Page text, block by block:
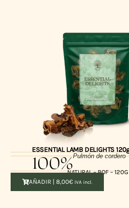
ESSENTIAL LAMB DELIGHTS 120gr
100%NATURAL – BOF – 120G
AÑADIR |8,00€ IVA incl.